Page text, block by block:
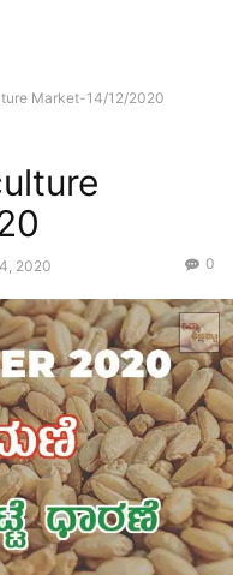
Market-14/12/2020
2020 0